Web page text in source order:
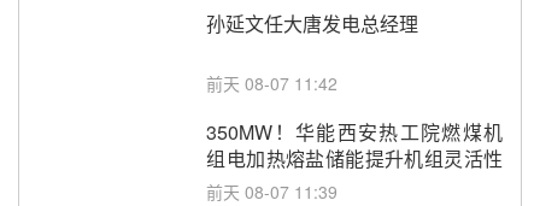
孙延文任大唐发电总经理
前天 08-07 11:42
350MW！华能西安热工院燃煤机
组电加热熔盐储能提升机组灵活性
改造项目初步设计第三方评审服务
前天 08-07 11:39